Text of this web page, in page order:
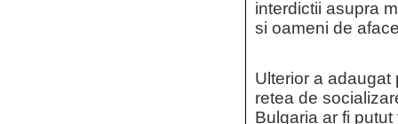
interdictii asupra
si oameni de
Ulterior a adaugat
retea de
Bulgaria ar fi